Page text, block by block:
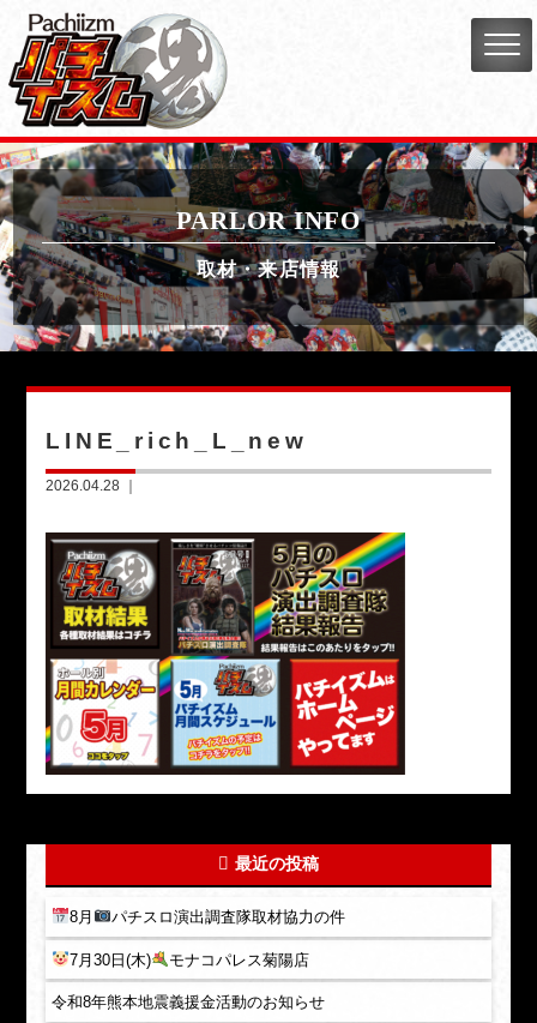
PARLOR INFO
取材・来店情報
LINE_rich_L_new
2026.04.28 ｜
最近の投稿
8月 パチスロ演出調査隊取材協力の件
7月30日(木) モナコパレス菊陽店
令和8年熊本地震義援金活動のお知らせ